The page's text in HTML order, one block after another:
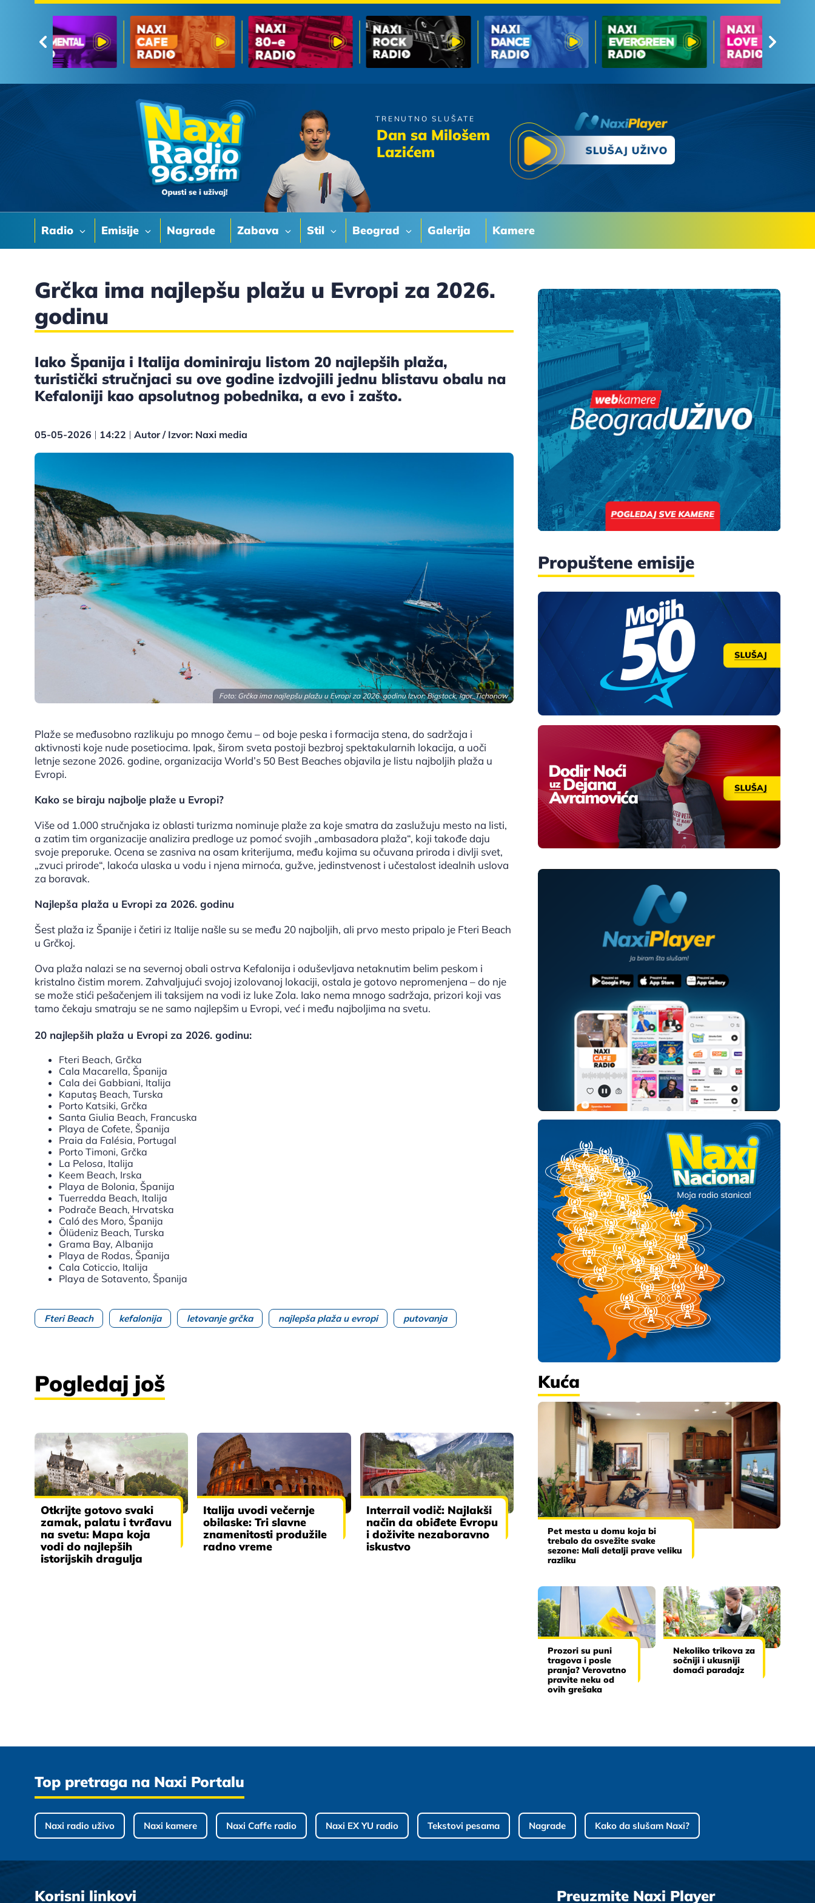
Radio Emisije Nagrade Zabava Stil Beograd Galerija Kamere
TRENUTNO SLUŠATE
Dan sa Milošem
Lazićem
Tap 011
Grčka ima najlepšu plažu u Evropi za 2026.
godinu
Iako Španija i Italija dominiraju listom 20 najlepših plaža,
turistički stručnjaci su ove godine izdvojili jednu blistavu obalu na
Kefaloniji kao apsolutnog pobednika, a evo i zašto.
05-05-2026 14:22 Autor / Izvor: Naxi media
Foto: Grčka ima najlepšu plažu u Evropi za 2026. godinu Izvor: Bigstock, Igor_Tichonow
Plaže se međusobno razlikuju po mnogo čemu – od boje peska i formacija stena, do sadržaja i
aktivnosti koje nude posetiocima. Ipak, širom sveta postoji bezbroj spektakularnih lokacija, a uoči
letnje sezone 2026. godine, organizacija World’s 50 Best Beaches objavila je listu najboljih plaža u
Evropi.
Kako se biraju najbolje plaže u Evropi?
Više od 1.000 stručnjaka iz oblasti turizma nominuje plaže za koje smatra da zaslužuju mesto na listi,
a zatim tim organizacije analizira predloge uz pomoć svojih „ambasadora plaža“, koji takođe daju
svoje preporuke. Ocena se zasniva na osam kriterijuma, među kojima su očuvana priroda i divlji svet,
„zvuci prirode“, lakoća ulaska u vodu i njena mirnoća, gužve, jedinstvenost i učestalost idealnih uslova
za boravak.
Najlepša plaža u Evropi za 2026. godinu
Šest plaža iz Španije i četiri iz Italije našle su se među 20 najboljih, ali prvo mesto pripalo je Fteri Beach
u Grčkoj.
Ova plaža nalazi se na severnoj obali ostrva Kefalonija i oduševljava netaknutim belim peskom i
kristalno čistim morem. Zahvaljujući svojoj izolovanoj lokaciji, ostala je gotovo nepromenjena – do nje
se može stići pešačenjem ili taksijem na vodi iz luke Zola. Iako nema mnogo sadržaja, prizori koji vas
tamo čekaju smatraju se ne samo najlepšim u Evropi, već i među najboljima na svetu.
20 najlepših plaža u Evropi za 2026. godinu:
Fteri Beach, Grčka
Cala Macarella, Španija
Cala dei Gabbiani, Italija
Kaputaş Beach, Turska
Porto Katsiki, Grčka
Santa Giulia Beach, Francuska
Playa de Cofete, Španija
Praia da Falésia, Portugal
Porto Timoni, Grčka
La Pelosa, Italija
Keem Beach, Irska
Playa de Bolonia, Španija
Tuerredda Beach, Italija
Podrače Beach, Hrvatska
Caló des Moro, Španija
Ölüdeniz Beach, Turska
Grama Bay, Albanija
Playa de Rodas, Španija
Cala Coticcio, Italija
Playa de Sotavento, Španija
Fteri Beach kefalonija letovanje grčka najlepša plaža u evropi putovanja
Pogledaj još
Otkrijte gotovo svaki
zamak, palatu i tvrđavu
na svetu: Mapa koja
vodi do najlepših
istorijskih dragulja
Italija uvodi večernje
obilaske: Tri slavne
znamenitosti produžile
radno vreme
Interrail vodič: Najlakši
način da obiđete Evropu
i doživite nezaboravno
iskustvo
Propuštene emisije
Kuća
Pet mesta u domu koja bi
trebalo da osvežite svake
sezone: Mali detalji prave veliku
razliku
Prozori su puni
tragova i posle
pranja? Verovatno
pravite neku od
ovih grešaka
Nekoliko trikova za
sočniji i ukusniji
domaći paradajz
Top pretraga na Naxi Portalu
Naxi radio uživo Naxi kamere Naxi Caffe radio Naxi EX YU radio Tekstovi pesama Nagrade Kako da slušam Naxi?
Korisni linkovi Preuzmite Naxi Player